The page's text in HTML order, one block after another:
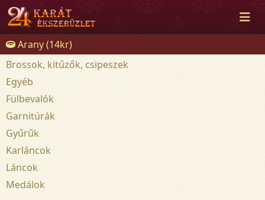
Arany (14kr)
Brossok, kitűzők, csipeszek
Egyéb
Fülbevalók
Garnitúrák
Gyűrűk
Karláncok
Láncok
Medálok